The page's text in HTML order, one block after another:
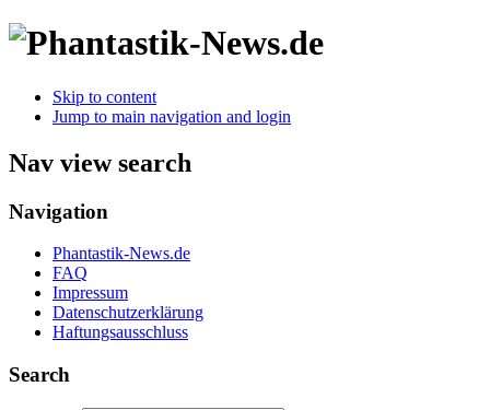
Skip to content
Jump to main navigation and login
Nav view search
Navigation
Phantastik-News.de
FAQ
Impressum
Datenschutzerklärung
Haftungsausschluss
Search